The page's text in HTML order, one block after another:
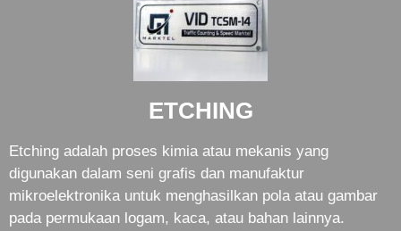
ETCHING
Etching adalah proses kimia atau mekanis yang
digunakan dalam seni grafis dan manufaktur
mikroelektronika untuk menghasilkan pola atau gambar
pada permukaan logam, kaca, atau bahan lainnya.